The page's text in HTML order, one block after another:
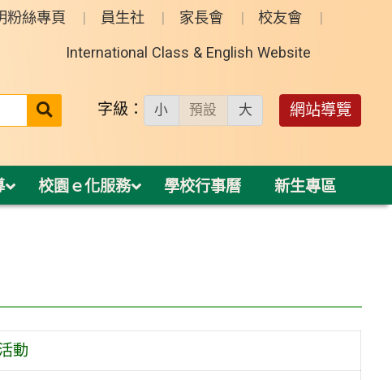
粉絲專頁 員生社 家長會 校友會
International Class & English Website
送出 字級： 小 預設 大 網站導覽
校園ｅ化服務 學校行事曆 新生專區
動